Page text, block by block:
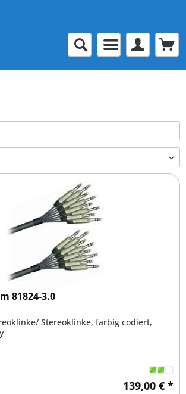
81824-3.0
Stereoklinke, farbig codiert,
139,00 € *